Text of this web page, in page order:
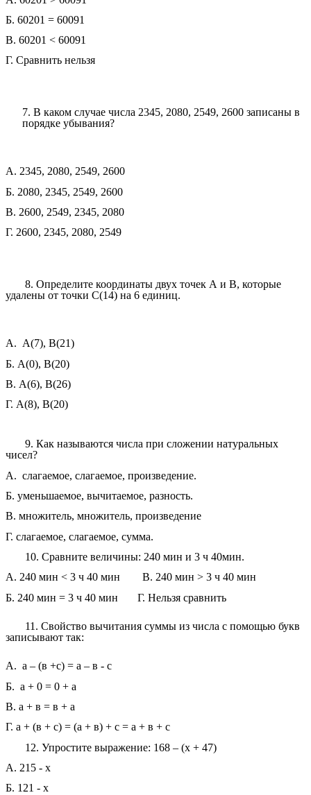
Б. 60201 = 60091
В. 60201 < 60091
Г. Сравнить нельзя
7. В каком случае числа 2345, 2080, 2549, 2600 записаны в
порядке убывания?
А. 2345, 2080, 2549, 2600
Б. 2080, 2345, 2549, 2600
В. 2600, 2549, 2345, 2080
Г. 2600, 2345, 2080, 2549
8. Определите координаты двух точек А и В, которые
удалены от точки С(14) на 6 единиц.
А. А(7), В(21)
Б. А(0), В(20)
В. А(6), В(26)
Г. А(8), В(20)
9. Как называются числа при сложении натуральных
чисел?
А. слагаемое, слагаемое, произведение.
Б. уменьшаемое, вычитаемое, разность.
В. множитель, множитель, произведение
Г. слагаемое, слагаемое, сумма.
10. Сравните величины: 240 мин и 3 ч 40мин.
А. 240 мин < 3 ч 40 мин В. 240 мин > 3 ч 40 мин
Б. 240 мин = 3 ч 40 мин Г. Нельзя сравнить
11. Свойство вычитания суммы из числа с помощью букв
записывают так:
А. а – (в +с) = а – в - с
Б. а + 0 = 0 + а
В. а + в = в + а
Г. а + (в + с) = (а + в) + с = а + в + с
12. Упростите выражение: 168 – (х + 47)
А. 215 - x
Б. 121 - x